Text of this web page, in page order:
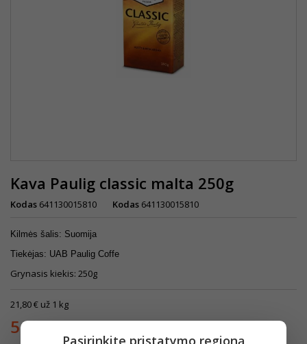
Kava Paulig classic malta 250g
Kodas 641130015810 Kodas 641130015810
Kilmės šalis: Suomija
Tiekėjas: UAB Paulig Coffe
Grynasis kiekis: 250g
21,80 € už 1 kg
5,45 €
Pasirinkite pristatymo regioną